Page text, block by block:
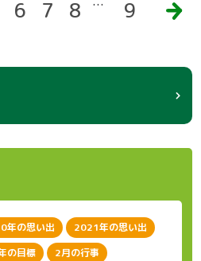
6 7 8 … 9
次
年の思い出
2021年の思い出
の目標
2月の行事